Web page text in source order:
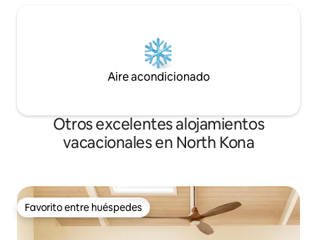
Aire acondicionado
Otros excelentes alojamientos
vacacionales en North Kona
Favorito entre huéspedes
Favorito entre huéspedes